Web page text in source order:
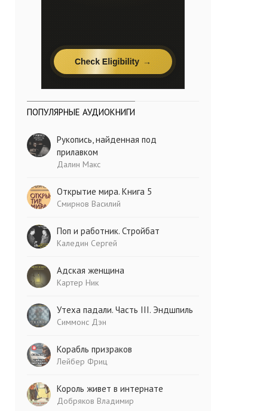
ПОПУЛЯРНЫЕ АУДИОКНИГИ
Рукопись, найденная под
прилавком
Далин Макс
Открытие мира. Книга 5
Смирнов Василий
Поп и работник. Стройбат
Каледин Сергей
Адская женщина
Картер Ник
Утеха падали. Часть III. Эндшпиль
Симмонс Дэн
Корабль призраков
Лейбер Фриц
Король живет в интернате
Добряков Владимир